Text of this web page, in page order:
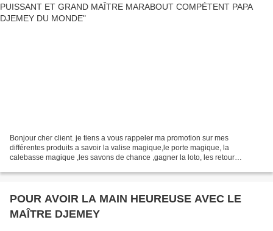
Bonjour cher client. je tiens a vous rappeler ma promotion sur mes
différentes produits a savoir la valise magique,le porte magique, la
calebasse magique ,les savons de chance ,gagner la loto, les retour
POUR AVOIR LA MAIN HEUREUSE AVEC LE
MAÎTRE DJEMEY